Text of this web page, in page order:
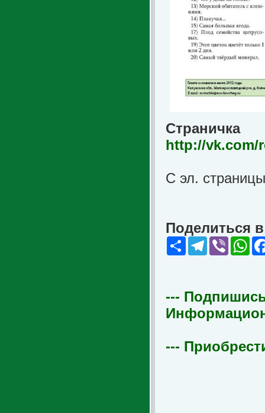
http://vk.com/
С эл.
Поделиться
Share Telegram
Viber
---
---